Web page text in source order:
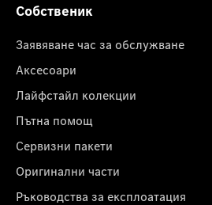
Собственик
Заявяване час за обслужване
Аксесоари
Лайфстайл колекции
Пътна помощ
Сервизни пакети
Оригинални части
Ръководства за експлоатация